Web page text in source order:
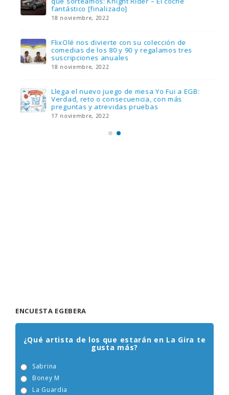
fantástico [finalizado]
18 noviembre, 2022
FlixOlé nos divierte con su colección de
comedias de los 80 y 90 y regalamos tres
suscripciones anuales
18 noviembre, 2022
Llega el nuevo juego de mesa Yo Fui a EGB:
Verdad, reto o consecuencia, con más
preguntas y atrevidas pruebas
17 noviembre, 2022
ENCUESTA EGEBERA
¿Qué artista de los que estarán en La Gira te
gusta más?
Boney M